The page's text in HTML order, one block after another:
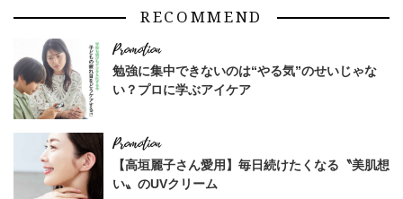
RECOMMEND
勉強に集中できないのは“やる気”のせいじゃな
い？プロに学ぶアイケア
【高垣麗子さん愛用】毎日続けたくなる〝美肌想
い〟のUVクリーム